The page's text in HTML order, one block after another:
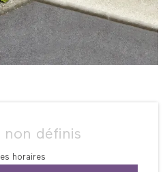
non définis
horaires